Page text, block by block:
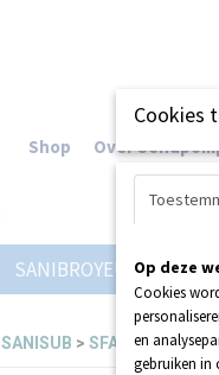
Shop Over
SANIBROYEUR
SANISUB > SFA SANIWELL
Cookies
Op deze
Cookies
en
gebruiken in